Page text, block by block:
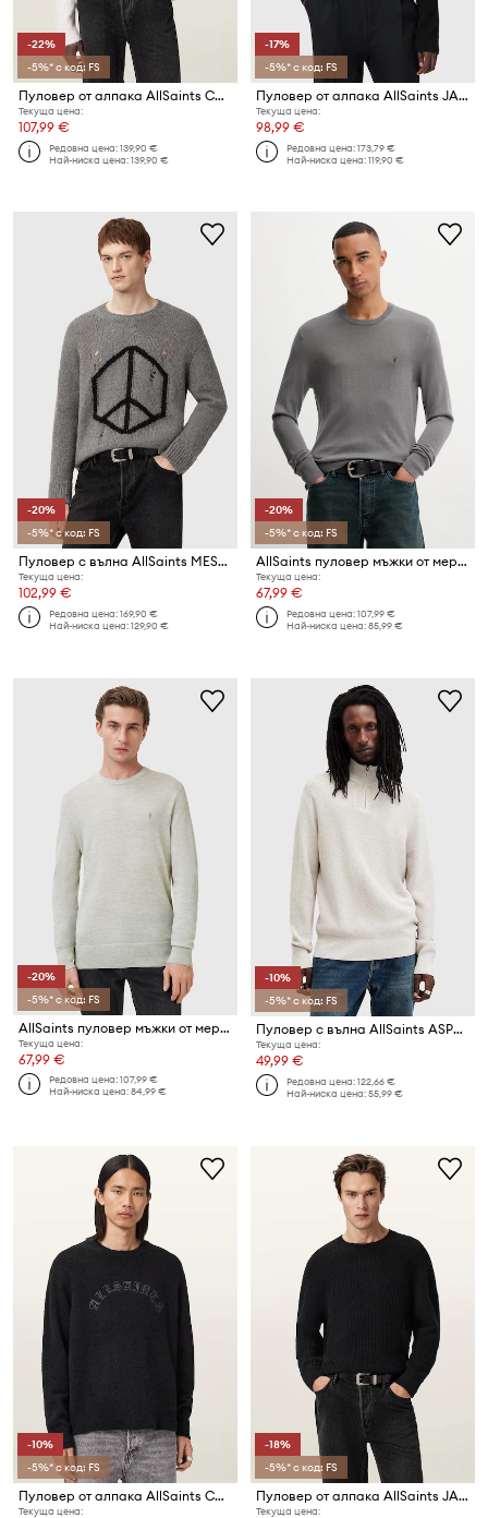
-22%
-5%* с код: FS
Пуловер от алпака AllSaints CURV
Текуща цена:
107,99 €
Редовна цена:139,90 €
Най-ниска цена:139,90 €
-17%
-5%* с код: FS
Пуловер от алпака AllSaints JAKOB
Текуща цена:
98,99 €
Редовна цена:173,79 €
Най-ниска цена:119,90 €
-20%
-5%* с код: FS
Пуловер с вълна AllSaints MESSAGE
Текуща цена:
102,99 €
Редовна цена:169,90 €
Най-ниска цена:129,90 €
-20%
-5%* с код: FS
AllSaints пуловер мъжки от мериносова вълна
Текуща цена:
67,99 €
Редовна цена:107,99 €
Най-ниска цена:85,99 €
-20%
-5%* с код: FS
AllSaints пуловер мъжки от мериносова вълна
Текуща цена:
67,99 €
Редовна цена:107,99 €
Най-ниска цена:84,99 €
-10%
-5%* с код: FS
Пуловер с вълна AllSaints ASPEN
Текуща цена:
49,99 €
Редовна цена:122,66 €
Най-ниска цена:55,99 €
-10%
-5%* с код: FS
Пуловер от алпака AllSaints CURV
Текуща цена:
-18%
-5%* с код: FS
Пуловер от алпака AllSaints JAKOB
Текуща цена: